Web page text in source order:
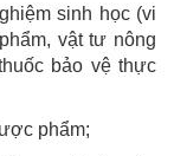
sinh học (vi
vật tư nông
bảo vệ thực
phẩm;